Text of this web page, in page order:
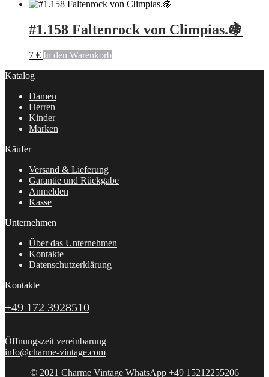
#1.158 Faltenrock von Climpias.🍇
7 € In den Warenkorb
Katalog
Damen
Herren
Kinder
Marken
Käufer
Versand & Lieferung
Garantie und Rückgabe
Anmelden
Kasse
Unternehmen
Über das Unternehmen
Kontakte
Datenschutzerklärung
Kontakte
+49 172 3928510
Öffnungszeit vereinbarung
info@charme-vintage.com
© 2021 Charme Vintage WhatsApp +49 15212255206